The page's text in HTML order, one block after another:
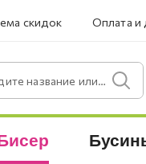
скидок Оплата и
или артикул.